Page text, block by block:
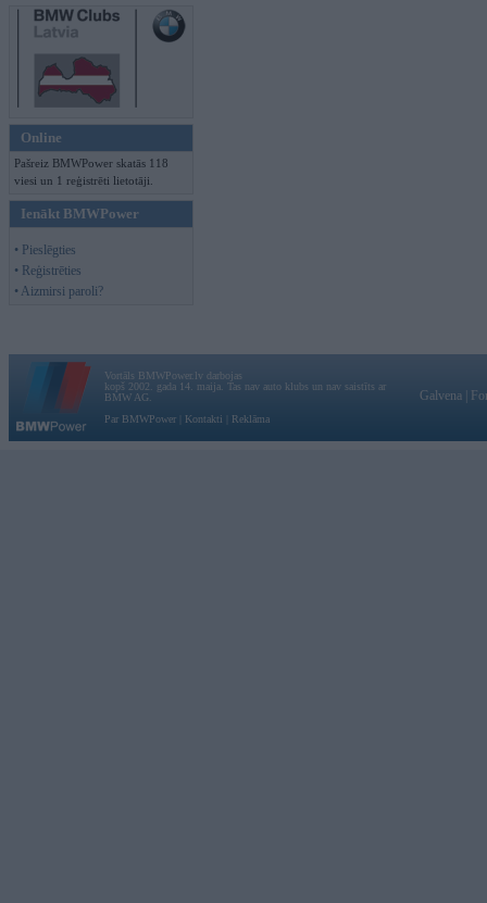
Online
Pašreiz BMWPower skatās 118
viesi un 1 reģistrēti lietotāji.
Ienākt BMWPower
• Pieslēgties
• Reģistrēties
• Aizmirsi paroli?
Vortāls BMWPower.lv darbojas
kopš 2002. gada 14. maija. Tas nav auto klubs un nav saistīts ar
BMW AG.
Par BMWPower
Kontakti Reklāma
Galvena